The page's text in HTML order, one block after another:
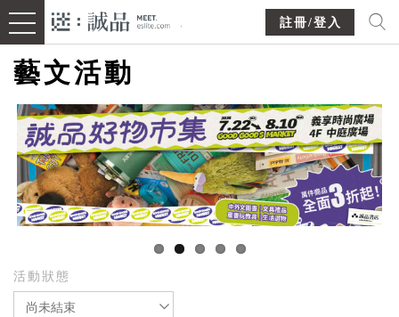
註冊/登入
藝文活動
活動狀態
尚未結束